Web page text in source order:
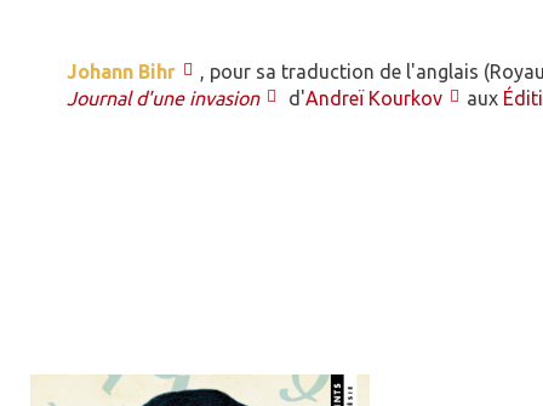
Johann Bihr
, pour sa traduction de l'anglais
Journal d'une invasion
d'Andreï Kourkov aux